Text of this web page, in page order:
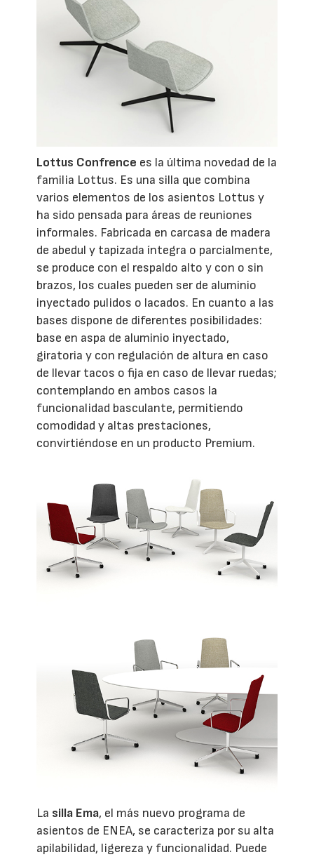
Lottus Confrence es la última novedad de la
familia Lottus. Es una silla que combina
varios elementos de los asientos Lottus y
ha sido pensada para áreas de reuniones
informales. Fabricada en carcasa de madera
de abedul y tapizada íntegra o parcialmente,
se produce con el respaldo alto y con o sin
brazos, los cuales pueden ser de aluminio
inyectado pulidos o lacados. En cuanto a las
bases dispone de diferentes posibilidades:
base en aspa de aluminio inyectado,
giratoria y con regulación de altura en caso
de llevar tacos o fija en caso de llevar ruedas;
contemplando en ambos casos la
funcionalidad basculante, permitiendo
comodidad y altas prestaciones,
convirtiéndose en un producto Premium.
La silla Ema, el más nuevo programa de
asientos de ENEA, se caracteriza por su alta
apilabilidad, ligereza y funcionalidad. Puede